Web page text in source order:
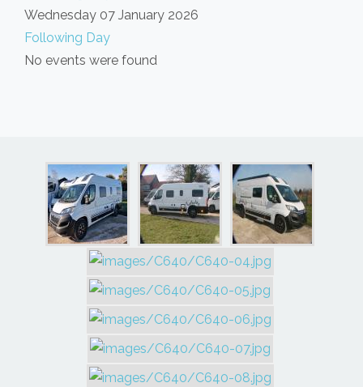
Wednesday 07 January 2026
Following Day
No events were found